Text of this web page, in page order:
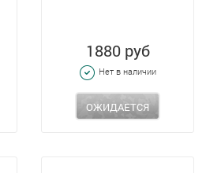
1880 руб
Нет в наличии
ОЖИДАЕТСЯ